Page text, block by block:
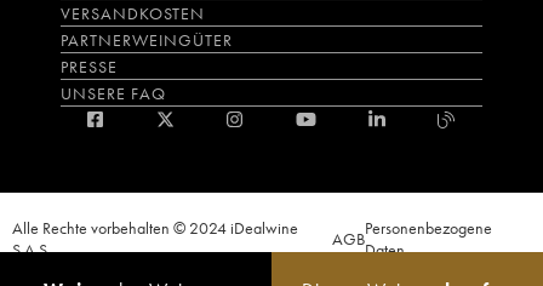
VERSANDKOSTEN
PARTNERWEINGÜTER
PRESSE
UNSERE FAQ
Alle Rechte vorbehalten © 2024 iDealwine
S.A.S.
AGBPersonenbezogene
Daten